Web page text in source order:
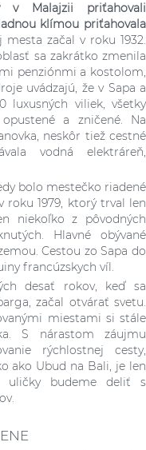
v Malajzii priťahovali
klímou priťahovala
mesta začal v roku 1932.
sa zakrátko zmenila
penziónmi a kostolom,
uvádzajú, že v Sapa a
luxusných viliek, všetky
a zničené. Na
neskôr tiež cestné
vodná elektráreň,
bolo mestečko riadené
roku 1979, ktorý trval len
niekoľko z pôvodných
Hlavné obývané
Cestou zo Sapa do
francúzskych víl.
desať rokov, keď sa
začal otvárať svetu.
miestami si stále
S nárastom záujmu
rýchlostnej cesty,
ako Ubud na Bali, je len
uličky budeme deliť s